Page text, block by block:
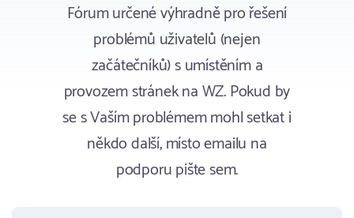
Fórum určené výhradně pro řešení
problémů uživatelů (nejen
začátečníků) s umístěním a
provozem stránek na WZ. Pokud by
se s Vaším problémem mohl setkat i
někdo další, místo emailu na
podporu pište sem.